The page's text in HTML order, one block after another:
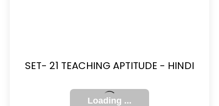
SET- 21 TEACHING APTITUDE - HINDI